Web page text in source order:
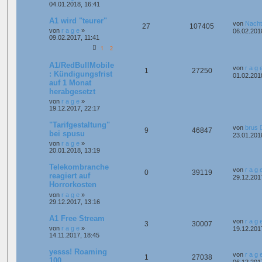
04.01.2018, 16:41
A1 wird "teurer"
von r a g e »
09.02.2017, 11:41
1 2
27 107405 von
A1/RedBullMobile
: Kündigungsfrist
auf 1 Monat
herabgesetzt
von r a g e »
19.12.2017, 22:17
1 27250 von r a g
"Tarifgestaltung"
bei spusu
von r a g e »
20.01.2018, 13:19
9 46847 von brus
Telekombranche
reagiert auf
Horrorkosten
von r a g e »
29.12.2017, 13:16
0 39119 von r a g
A1 Free Stream
von r a g e »
14.11.2017, 18:45
3 30007 von r a g
yesss! Roaming
1 27038 von r a g